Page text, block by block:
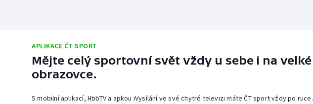
APLIKACE ČT SPORT
Mějte celý sportovní svět vždy u sebe i na velké
obrazovce.
S mobilní aplikací, HbbTV a apkou iVysílání ve své chytré televizi máte ČT sport vždy po ruce.